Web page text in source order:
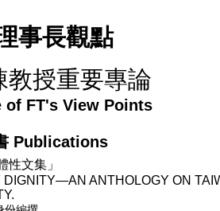
事長觀點
教授重要專論
of FT's View Points
Publications
性文集」
DIGNITY—AN ANTHOLOGY ON